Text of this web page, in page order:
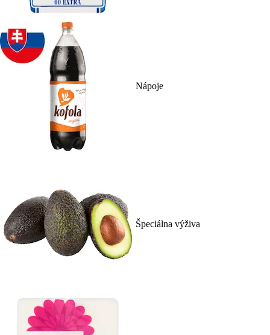
Nápoje
Špeciálna výživa